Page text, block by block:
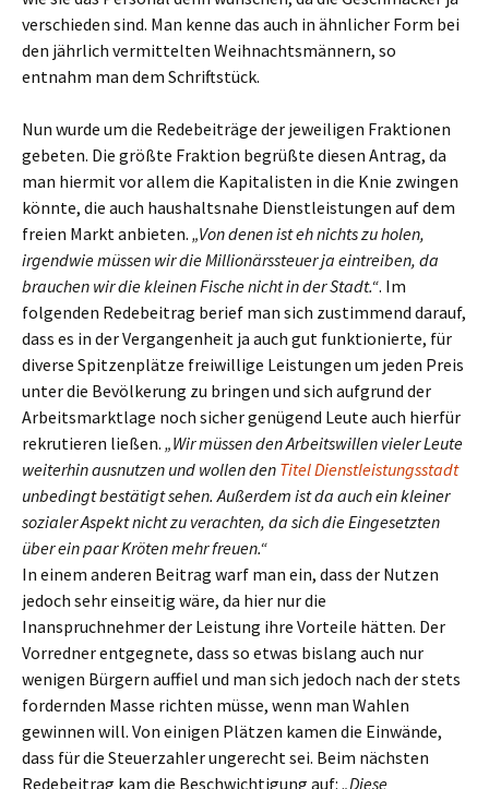
verschieden sind. Man kenne das auch in ähnlicher Form bei
den jährlich vermittelten Weihnachtsmännern, so
entnahm man dem Schriftstück.
Nun wurde um die Redebeiträge der jeweiligen Fraktionen
gebeten. Die größte Fraktion begrüßte diesen Antrag, da
man hiermit vor allem die Kapitalisten in die Knie zwingen
könnte, die auch haushaltsnahe Dienstleistungen auf dem
freien Markt anbieten. „Von denen ist eh nichts zu holen,
irgendwie müssen wir die Millionärssteuer ja eintreiben, da
brauchen wir die kleinen Fische nicht in der Stadt.“. Im
folgenden Redebeitrag berief man sich zustimmend darauf,
dass es in der Vergangenheit ja auch gut funktionierte, für
diverse Spitzenplätze freiwillige Leistungen um jeden Preis
unter die Bevölkerung zu bringen und sich aufgrund der
Arbeitsmarktlage noch sicher genügend Leute auch hierfür
rekrutieren ließen. „Wir müssen den Arbeitswillen vieler Leute
weiterhin ausnutzen und wollen den Titel Dienstleistungsstadt
unbedingt bestätigt sehen. Außerdem ist da auch ein kleiner
sozialer Aspekt nicht zu verachten, da sich die Eingesetzten
über ein paar Kröten mehr freuen.“
In einem anderen Beitrag warf man ein, dass der Nutzen
jedoch sehr einseitig wäre, da hier nur die
Inanspruchnehmer der Leistung ihre Vorteile hätten. Der
Vorredner entgegnete, dass so etwas bislang auch nur
wenigen Bürgern auffiel und man sich jedoch nach der stets
fordernden Masse richten müsse, wenn man Wahlen
gewinnen will. Von einigen Plätzen kamen die Einwände,
dass für die Steuerzahler ungerecht sei. Beim nächsten
Redebeitrag kam die Beschwichtigung auf: „Diese